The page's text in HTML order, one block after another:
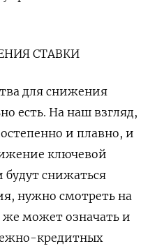
СТАВКИ
для снижения
есть. На наш взгляд,
и плавно, и
ключевой
будут снижаться
нужно смотреть на
же может означать и
кредитных